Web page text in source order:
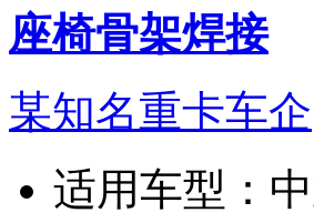
座椅骨架焊接
某知名重卡车企
适用车型：